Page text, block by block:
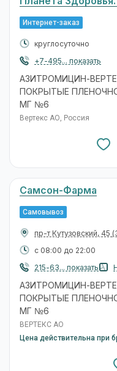
Интернет-заказ
круглосуточно
+7-495... показать
АЗИТРОМИЦИН-
ПОКРЫТЫЕ
МГ №6
Вертекс АО, Россия
Самсон-Фарма
Самовывоз
пр-т Кутузовский, 45
с 08:00 до 22:00
215-63... показать
АЗИТРОМИЦИН-
ПОКРЫТЫЕ
МГ №6
ВЕРТЕКС АО
Цена действительна при